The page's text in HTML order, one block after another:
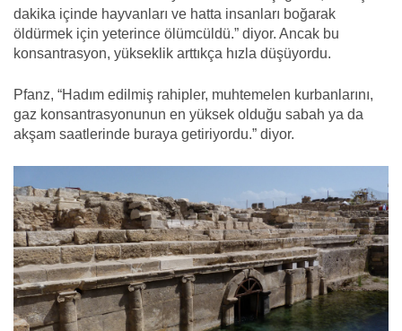
dakika içinde hayvanları ve hatta insanları boğarak
öldürmek için yeterince ölümcüldü.” diyor. Ancak bu
konsantrasyon, yükseklik arttıkça hızla düşüyordu.
Pfanz, “Hadım edilmiş rahipler, muhtemelen kurbanlarını,
gaz konsantrasyonunun en yüksek olduğu sabah ya da
akşam saatlerinde buraya getiriyordu.” diyor.